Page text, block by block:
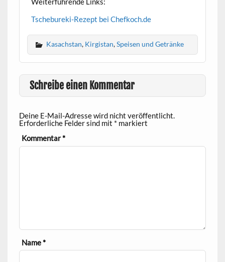
Tschebureki-Rezept bei Chefkoch.de
Kasachstan, Kirgistan,Speisen und Getränke
Schreibe einen Kommentar
Deine E-Mail-Adresse wird nicht veröffentlicht.
Erforderliche Felder sind mit * markiert
Kommentar*
Name*